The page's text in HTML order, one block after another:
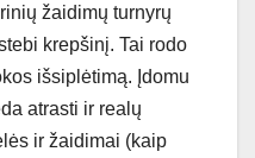
žaidimų turnyrų
krepšinį. Tai rodo
išsiplėtimą. Įdomu
atrasti ir realų
ir žaidimai (kaip